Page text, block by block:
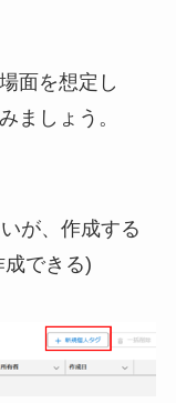
面を想定し
ましょう。
が、作成する
できる)